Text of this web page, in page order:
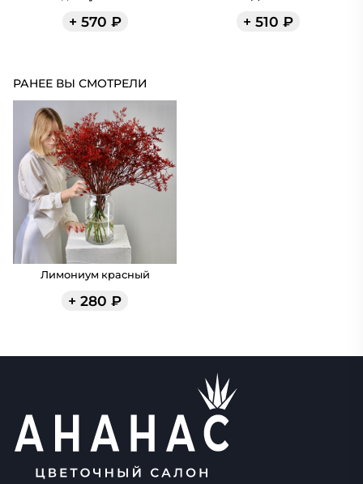
+ 570 ₽ + 510 ₽
РАНЕЕ ВЫ СМОТРЕЛИ
Лимониум красный
+ 280 ₽